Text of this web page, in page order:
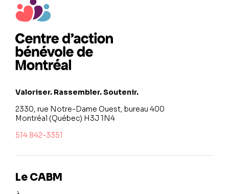
Valoriser. Rassembler. Soutenir.
2330, rue Notre-Dame Ouest, bureau 400
Montréal (Québec) H3J 1N4
514 842-3351
Le CABM